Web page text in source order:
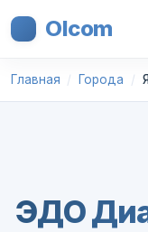
Olcom
Главная Города
ЭДО